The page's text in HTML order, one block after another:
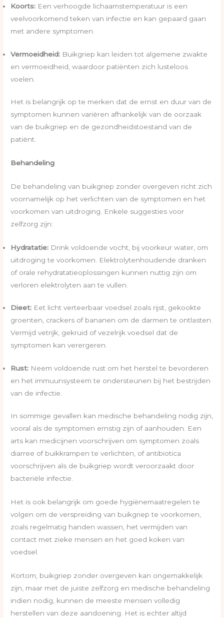
Koorts: Een verhoogde lichaamstemperatuur is een
veelvoorkomend teken van infectie en kan gepaard gaan
met andere symptomen.
Vermoeidheid: Buikgriep kan leiden tot algemene zwakte
en vermoeidheid, waardoor patiënten zich lusteloos
voelen.
Het is belangrijk op te merken dat de ernst en duur van de
symptomen kunnen variëren afhankelijk van de oorzaak
van de buikgriep en de gezondheidstoestand van de
patiënt.
Behandeling
De behandeling van buikgriep zonder overgeven richt zich
voornamelijk op het verlichten van de symptomen en het
voorkomen van uitdroging. Enkele suggesties voor
zelfzorg zijn:
Hydratatie: Drink voldoende vocht, bij voorkeur water, om
uitdroging te voorkomen. Elektrolytenhoudende dranken
of orale rehydratatieoplossingen kunnen nuttig zijn om
verloren elektrolyten aan te vullen.
Dieet: Eet licht verteerbaar voedsel zoals rijst, gekookte
groenten, crackers of bananen om de darmen te ontlasten.
Vermijd vetrijk, gekruid of vezelrijk voedsel dat de
symptomen kan verergeren.
Rust: Neem voldoende rust om het herstel te bevorderen
en het immuunsysteem te ondersteunen bij het bestrijden
van de infectie.
In sommige gevallen kan medische behandeling nodig zijn,
vooral als de symptomen ernstig zijn of aanhouden. Een
arts kan medicijnen voorschrijven om symptomen zoals
diarree of buikkrampen te verlichten, of antibiotica
voorschrijven als de buikgriep wordt veroorzaakt door
bacteriële infectie.
Het is ook belangrijk om goede hygiënemaatregelen te
volgen om de verspreiding van buikgriep te voorkomen,
zoals regelmatig handen wassen, het vermijden van
contact met zieke mensen en het goed koken van
voedsel.
Kortom, buikgriep zonder overgeven kan ongemakkelijk
zijn, maar met de juiste zelfzorg en medische behandeling
indien nodig, kunnen de meeste mensen volledig
herstellen van deze aandoening. Het is echter altijd